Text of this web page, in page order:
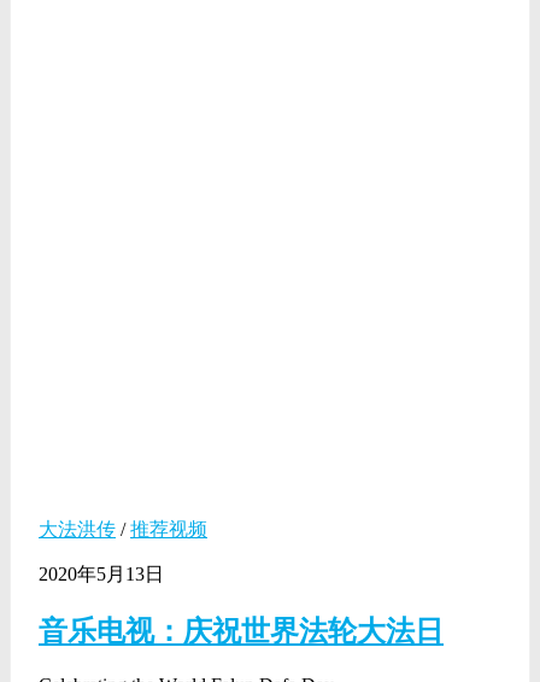
大法洪传 /推荐视频
2020年5月13日
音乐电视：庆祝世界法轮大法日